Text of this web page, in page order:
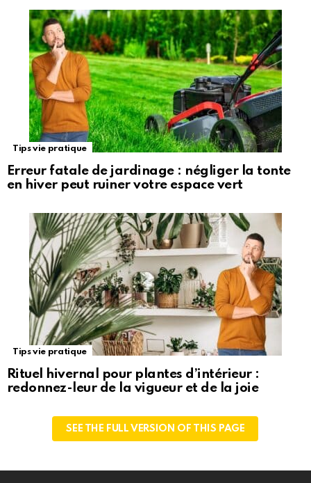
Tips vie pratique
Erreur fatale de jardinage : négliger la tonte
en hiver peut ruiner votre espace vert
Tips vie pratique
Rituel hivernal pour plantes d’intérieur :
redonnez-leur de la vigueur et de la joie
SEE THE FULL VERSION OF THIS PAGE